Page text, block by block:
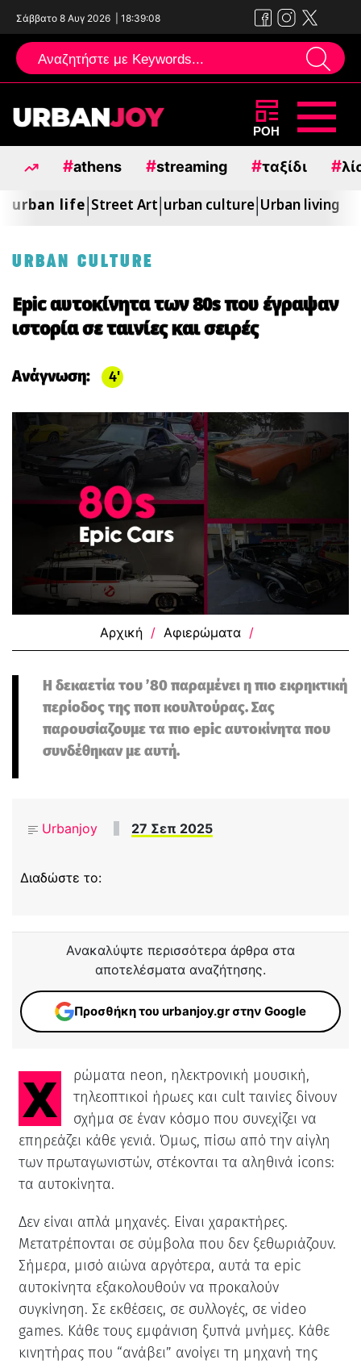
Σάββατο 8 Αυγ 2026 18:39:10
Μεταπηδήστε
περιεχόμενο
ΡΟΗ
#athens #streaming #ταξίδι #
urban life Street Art urban culture Urban living
URBAN CULTURE
Epic αυτοκίνητα των 80s που έγραψαν
ιστορία σε ταινίες και σειρές
Ανάγνωση: 4
Αρχική / Αφιερώματα /
Η δεκαετία του ’80 παραμένει η πιο εκρηκτική
περίοδος της ποπ κουλτούρας. Σας
παρουσίαζουμε τα πιο epic αυτοκίνητα που
συνδέθηκαν με αυτή.
Urbanjoy 27 Σεπ 2025
Διαδώστε το:
Ανακαλύψτε περισσότερα άρθρα στα
αποτελέσματα αναζήτησης.
Προσθήκη του urbanjoy.gr στην Google
Χρώματα neon, ηλεκτρονική μουσική,
τηλεοπτικοί ήρωες και cult ταινίες δίνουν
σχήμα σε έναν κόσμο που συνεχίζει να
επηρεάζει κάθε γενιά. Όμως, πίσω από την αίγλη
των πρωταγωνιστών, στέκονται τα αληθινά icons:
τα αυτοκίνητα.
Δεν είναι απλά μηχανές. Είναι χαρακτήρες.
Μετατρέπονται σε σύμβολα που δεν ξεθωριάζουν.
Σήμερα, μισό αιώνα αργότερα, αυτά τα epic
αυτοκίνητα εξακολουθούν να προκαλούν
συγκίνηση. Σε εκθέσεις, σε συλλογές, σε video
games. Κάθε τους εμφάνιση ξυπνά μνήμες. Κάθε
κινητήρας που “ανάβει” ανοίγει τη μηχανή της